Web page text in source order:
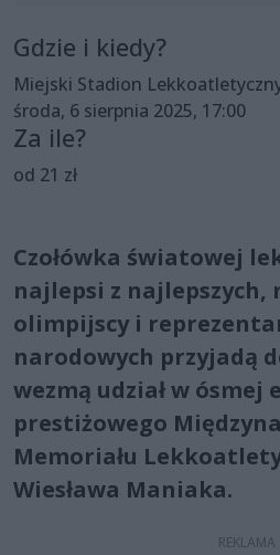
Gdzie i kiedy?
Miejski Stadion
środa, 6 sierpnia 2025, 17:00
Za ile?
od 21 zł
Czołówka światowej
najlepsi z najlepszych,
olimpijscy i
narodowych przyjadą
wezmą udział w ósmej
prestiżowego
Memoriału
Wiesława Maniaka.